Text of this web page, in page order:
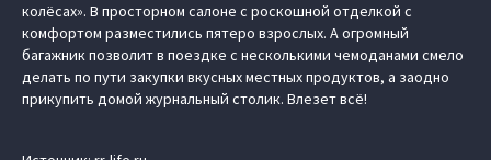
колёсах». В просторном салоне с роскошной отделкой с
комфортом разместились пятеро взрослых. А огромный
багажник позволит в поездке с несколькими чемоданами смело
делать по пути закупки вкусных местных продуктов, а заодно
прикупить домой журнальный столик. Влезет всё!